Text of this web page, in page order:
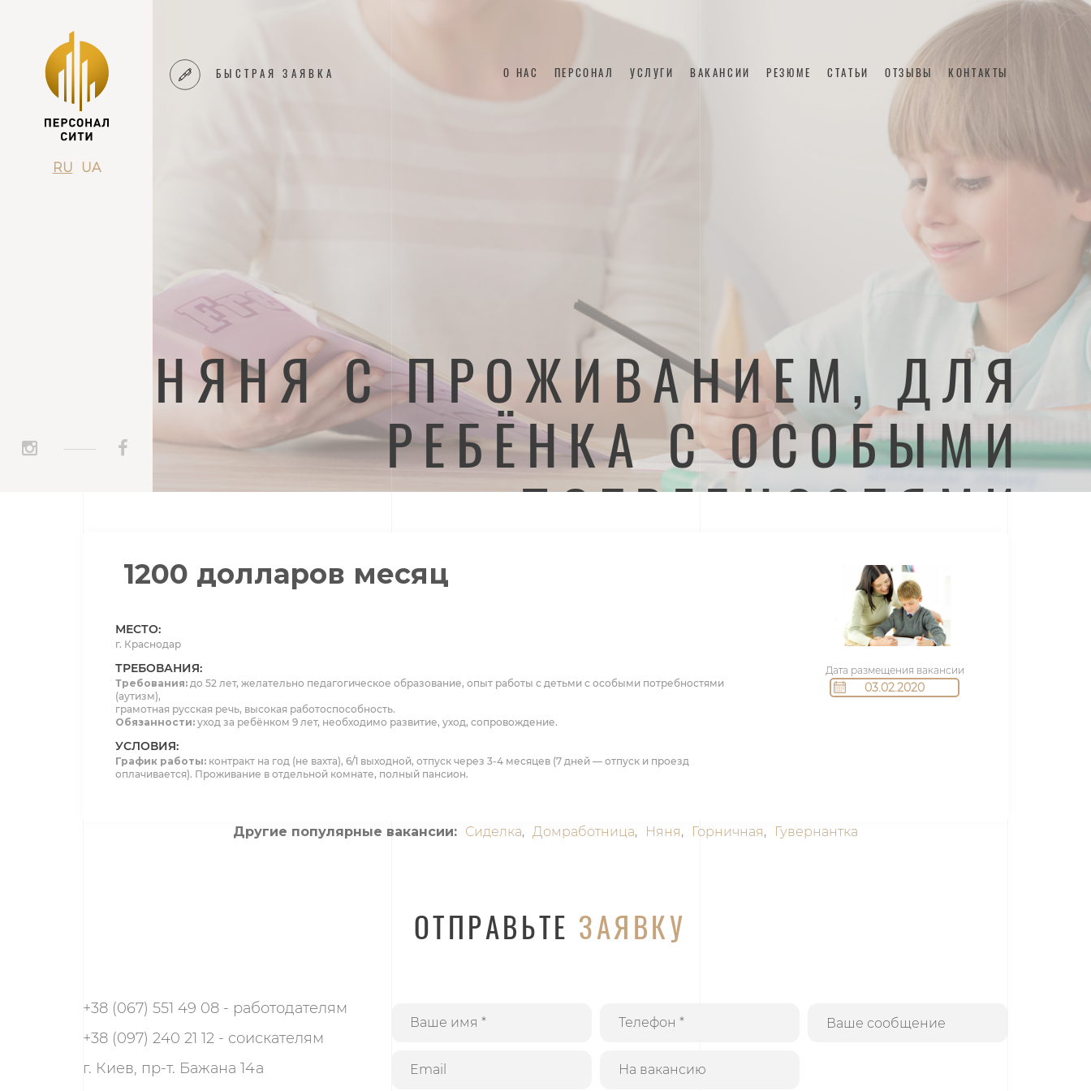
RU UA
БЫСТРАЯ ЗАЯВКА О НАС ПЕРСОНАЛ УСЛУГИ ВАКАНСИИ РЕЗЮМЕ СТАТЬИ ОТЗЫВЫ КОНТАКТЫ
НЯНЯ С ПРОЖИВАНИЕМ, ДЛЯ
РЕБЁНКА С ОСОБЫМИ
ПОТРЕБНОСТЯМИ
Дата размещения вакансии
03.02.2020
1200 долларов месяц
МЕСТО:
г. Краснодар
ТРЕБОВАНИЯ:
Требования: до 52 лет, желательно педагогическое образование, опыт работы с детьми с особыми потребностями
(аутизм),
грамотная русская речь, высокая работоспособность.
Обязанности: уход за ребёнком 9 лет, необходимо развитие, уход, сопровождение.
УСЛОВИЯ:
График работы: контракт на год (не вахта), 6/1 выходной, отпуск через 3-4 месяцев (7 дней — отпуск и проезд
оплачивается). Проживание в отдельной комнате, полный пансион.
Другие популярные вакансии: Сиделка, Домработница, Няня, Горничная, Гувернантка
ОТПРАВЬТЕ ЗАЯВКУ
+38 (067) 551 49 08 - работодателям
+38 (097) 240 21 12 - соискателям
г. Киев, пр-т. Бажана 14а